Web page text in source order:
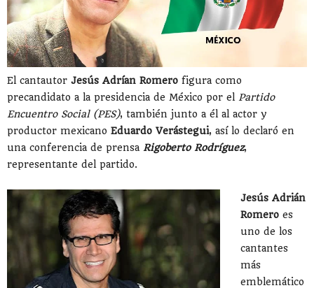
El cantautor Jesús Adrían Romero figura como
precandidato a la presidencia de México por el Partido
Encuentro Social (PES), también junto a él al actor y
productor mexicano Eduardo Verástegui, así lo declaró en
una conferencia de prensa Rigoberto Rodríguez,
representante del partido.
Jesús Adrián
Romero es
uno de los
cantantes
más
emblemático